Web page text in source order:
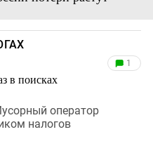
в поисках
1
оператор
налогов